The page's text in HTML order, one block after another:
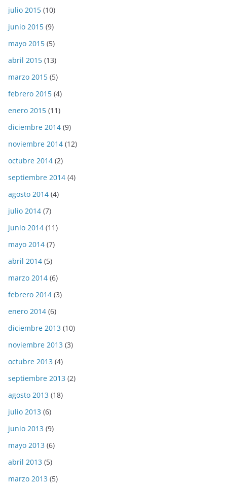
julio 2015 (10)
junio 2015 (9)
mayo 2015 (5)
abril 2015 (13)
marzo 2015 (5)
febrero 2015 (4)
enero 2015 (11)
diciembre 2014 (9)
noviembre 2014 (12)
octubre 2014 (2)
septiembre 2014 (4)
agosto 2014 (4)
julio 2014 (7)
junio 2014 (11)
mayo 2014 (7)
abril 2014 (5)
marzo 2014 (6)
febrero 2014 (3)
enero 2014 (6)
diciembre 2013 (10)
noviembre 2013 (3)
octubre 2013 (4)
septiembre 2013 (2)
agosto 2013 (18)
julio 2013 (6)
junio 2013 (9)
mayo 2013 (6)
abril 2013 (5)
marzo 2013 (5)